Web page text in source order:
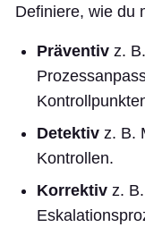
Definiere, wie du
Präventiv z.
Detektiv z. B.
Kontrollen.
Korrektiv z.